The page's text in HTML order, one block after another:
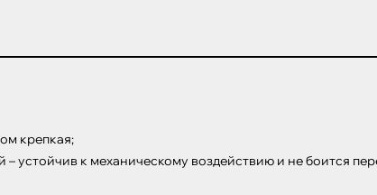
крепкая;
к механическому воздействию и не боится